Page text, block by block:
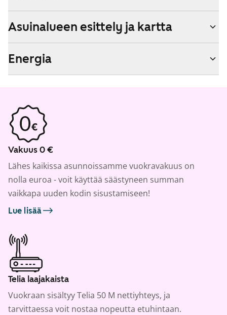
Asuinalueen esittely ja kartta
Energia
Vakuus 0 €
Lähes kaikissa asunnoissamme vuokravakuus on
nolla euroa - voit käyttää säästyneen summan
vaikkapa uuden kodin sisustamiseen!
Lue lisää
Telia laajakaista
Vuokraan sisältyy Telia 50 M nettiyhteys, ja
tarvittaessa voit nostaa nopeutta etuhintaan.